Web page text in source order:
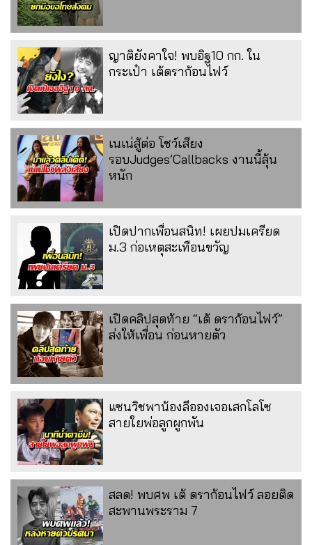
ญาติยังคาใจ! พบอิฐ10 กก. ใน
กระเป๋า เต้ดราก้อนไฟว์
เนเน่สู้ต่อ โชว์เสียง
รอบJudges’Callbacks งานนี้ลุ้น
หนัก
เปิดปากเพื่อนสนิท! เผยปมเครียด
ม.3 ก่อเหตุสะเทือนขวัญ
เปิดคลิปสุดท้าย “เต้ ดราก้อนไฟว์”
ส่งให้เพื่อน ก่อนหายตัว
แซนวิชพาน้องลีอองเจอเสกโลโซ
สายใยพ่อลูกผูกพัน
สลด! พบศพ เต้ ดราก้อนไฟว์ ลอยติด
สะพานพระราม 7